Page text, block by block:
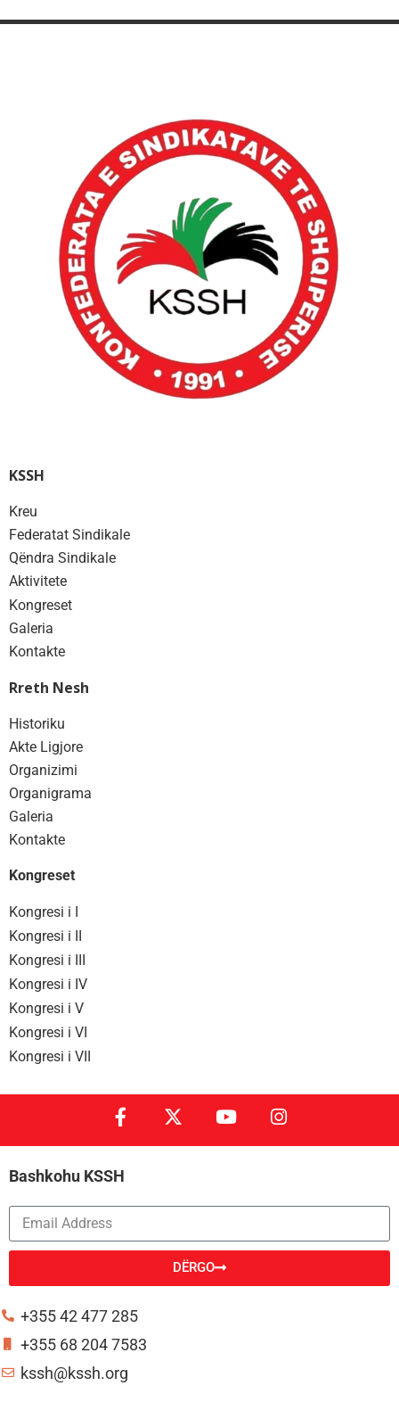
KSSH
Kreu
Federatat Sindikale
Qëndra Sindikale
Aktivitete
Kongreset
Galeria
Kontakte
Rreth Nesh
Historiku
Akte Ligjore
Organizimi
Organigrama
Galeria
Kontakte
Kongreset
Kongresi i I
Kongresi i II
Kongresi i III
Kongresi i IV
Kongresi i V
Kongresi i VI
Kongresi i VII
Bashkohu KSSH
DËRGO
+355 42 477 285
+355 68 204 7583
kssh@kssh.org